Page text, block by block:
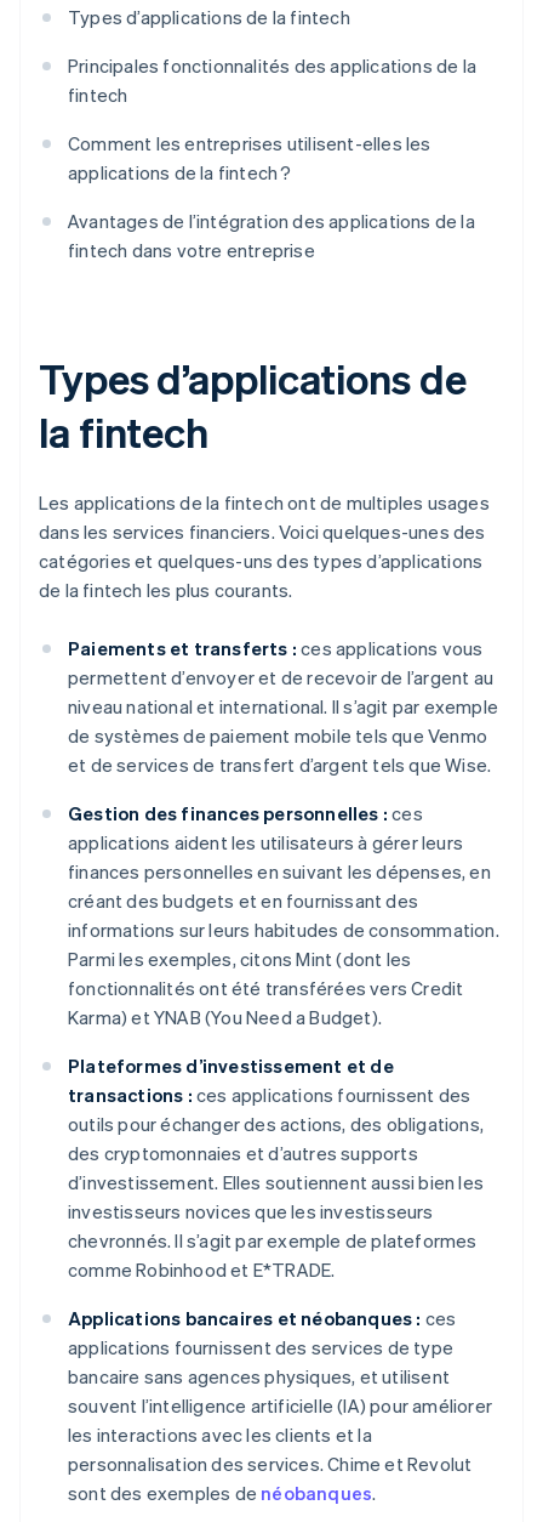
Types d’applications de la fintech
Principales fonctionnalités des applications de la
fintech
Comment les entreprises utilisent-elles les
applications de la fintech ?
Avantages de l’intégration des applications de la
fintech dans votre entreprise
Types d’applications de
la fintech
Les applications de la fintech ont de multiples usages
dans les services financiers. Voici quelques-unes des
catégories et quelques-uns des types d’applications
de la fintech les plus courants.
Paiements et transferts : ces applications vous
permettent d’envoyer et de recevoir de l’argent au
niveau national et international. Il s’agit par exemple
de systèmes de paiement mobile tels que Venmo
et de services de transfert d’argent tels que Wise.
Gestion des finances personnelles : ces
applications aident les utilisateurs à gérer leurs
finances personnelles en suivant les dépenses, en
créant des budgets et en fournissant des
informations sur leurs habitudes de consommation.
Parmi les exemples, citons Mint (dont les
fonctionnalités ont été transférées vers Credit
Karma) et YNAB (You Need a Budget).
Plateformes d’investissement et de
transactions : ces applications fournissent des
outils pour échanger des actions, des obligations,
des cryptomonnaies et d’autres supports
d’investissement. Elles soutiennent aussi bien les
investisseurs novices que les investisseurs
chevronnés. Il s’agit par exemple de plateformes
comme Robinhood et E*TRADE.
Applications bancaires et néobanques : ces
applications fournissent des services de type
bancaire sans agences physiques, et utilisent
souvent l’intelligence artificielle (IA) pour améliorer
les interactions avec les clients et la
personnalisation des services. Chime et Revolut
sont des exemples de néobanques.